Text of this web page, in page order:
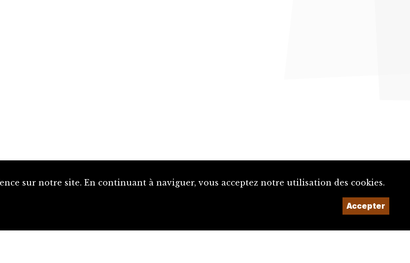
sur notre site. En continuant à naviguer, vous acceptez notre utilisation des cookies.
Accepter